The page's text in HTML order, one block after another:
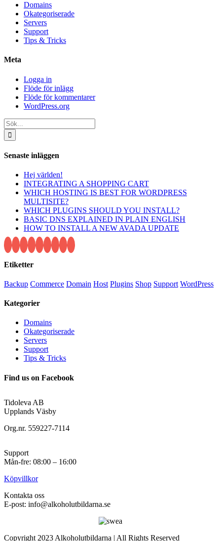
Domains
Okategoriserade
Servers
Support
Tips & Tricks
Meta
Logga in
Flöde för inlägg
Flöde för kommentarer
WordPress.org
Sök
efter:
Senaste inläggen
Hej världen!
INTEGRATING A SHOPPING CART
WHICH HOSTING IS BEST FOR WORDPRESS
MULTISITE?
WHICH PLUGINS SHOULD YOU INSTALL?
BASIC DNS EXPLAINED IN PLAIN ENGLISH
HOW TO INSTALL A NEW AVADA UPDATE
Etiketter
Backup Commerce Domain Host Plugins Shop Support WordPress
Kategorier
Domains
Okategoriserade
Servers
Support
Tips & Tricks
Find us on Facebook
Tidoleva AB
Upplands Väsby
Org.nr. 559227-7114
Support
Mån-fre: 08:00 – 16:00
Köpvillkor
Kontakta oss
E-post: info@alkoholutbildarna.se
Copyright 2023 Alkoholutbildarna | All Rights Reserved